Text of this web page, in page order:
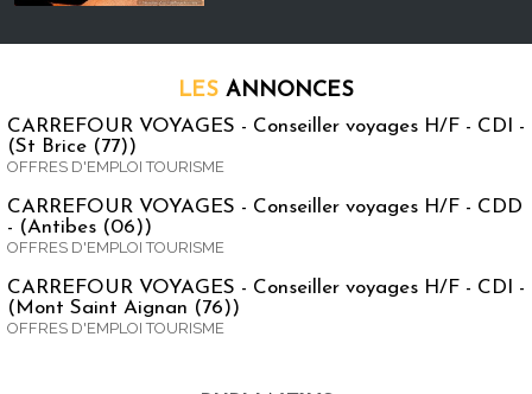
LES ANNONCES
CARREFOUR VOYAGES - Conseiller voyages H/F - CDI -
(St Brice (77))
OFFRES D'EMPLOI TOURISME
CARREFOUR VOYAGES - Conseiller voyages H/F - CDD
- (Antibes (06))
OFFRES D'EMPLOI TOURISME
CARREFOUR VOYAGES - Conseiller voyages H/F - CDI -
(Mont Saint Aignan (76))
OFFRES D'EMPLOI TOURISME